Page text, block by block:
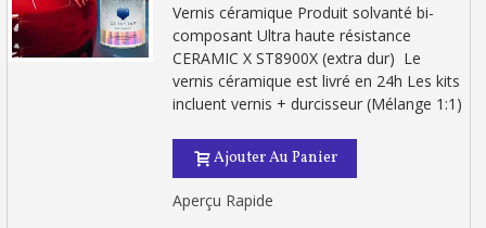
Vernis céramique Produit solvanté bi-
composant Ultra haute résistance
CERAMIC X ST8900X (extra dur) Le
vernis céramique est livré en 24h Les kits
incluent vernis + durcisseur (Mélange 1:1)
Ajouter Au Panier
Aperçu Rapide